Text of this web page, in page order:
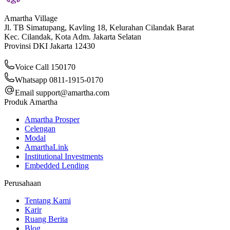
Amartha Village
Jl. TB Simatupang, Kavling 18, Kelurahan Cilandak Barat
Kec. Cilandak, Kota Adm. Jakarta Selatan
Provinsi DKI Jakarta 12430
Voice Call 150170
Whatsapp 0811-1915-0170
Email support@amartha.com
Produk Amartha
Amartha Prosper
Celengan
Modal
AmarthaLink
Institutional Investments
Embedded Lending
Perusahaan
Tentang Kami
Karir
Ruang Berita
Blog